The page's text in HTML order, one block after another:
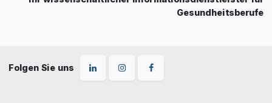
Gesundheitsberufe
Folgen Sie uns